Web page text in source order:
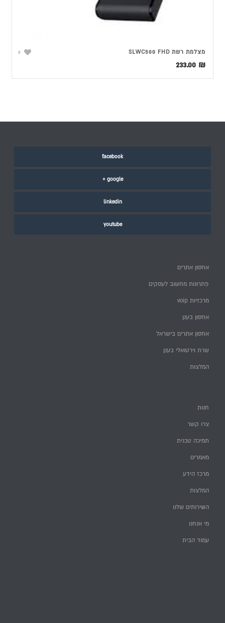
0 מצלמת רשת SLWC500 FHD
233.00 ₪
facebook
google +
linkedin
youtube
אחסון אתרים
פתרונות מחשוב לעסקים
מרכזיות voip
אחסון בענן
אחסון אתרים בישראל
שרת וירטואלי בענן
המלצות
חנות
צרו קשר
תמיכה טכנית
מאמרים
מרכז הידע
המלצות
השירותים שלנו
מי אנחנו
עמוד הבית